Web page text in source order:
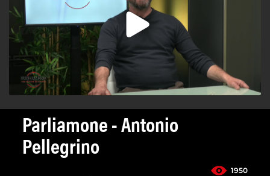
Parliamone - Antonio
Pellegrino
1950